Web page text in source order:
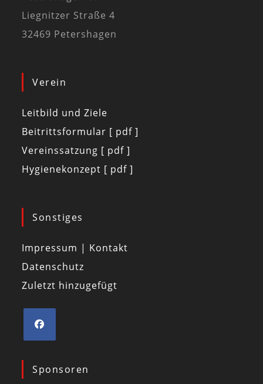
Liegnitzer Straße 4
32469 Petershagen
Verein
Leitbild und Ziele
Beitrittsformular [ pdf ]
Vereinssatzung [ pdf ]
Hygienekonzept [ pdf ]
Sonstiges
Impressum | Kontakt
Datenschutz
Zuletzt hinzugefügt
Sponsoren